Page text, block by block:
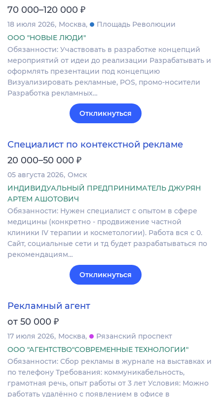
70 000–120 000 ₽
18 июля 2026 Москва
Площадь Революции
ООО "НОВЫЕ ЛЮДИ"
Обязанности: Участвовать в разработке концепций
мероприятий от идеи до реализации Разрабатывать и
оформлять презентации под концепцию
Визуализировать рекламные, POS, промо-носители
Разработка рекламных…
Откликнуться
Специалист по контекстной рекламе
20 000–50 000 ₽
05 августа 2026 Омск
ИНДИВИДУАЛЬНЫЙ ПРЕДПРИНИМАТЕЛЬ ДЖУРЯН
АРТЕМ АШОТОВИЧ
Обязанности: Нужен специалист с опытом в сфере
медицины (конкретно - продвижение частной
клиники IV терапии и косметологии). Работа вся с 0.
Сайт, социальные сети и тд будет разрабатываться по
рекомендациям…
Откликнуться
Рекламный агент
от 50 000 ₽
17 июля 2026 Москва
Рязанский проспект
ООО "АГЕНТСТВО"СОВРЕМЕННЫЕ ТЕХНОЛОГИИ"
Обязанности: Сбор рекламы в журнале на выставках и
по телефону Требования: коммуникабельность,
грамотная речь, опыт работы от 3 лет Условия: Можно
работать удалённо с появлением в офисе в